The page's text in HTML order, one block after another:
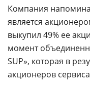
Компания
является
выкупил 49% ее
момент
SUP», которая в
акционеров